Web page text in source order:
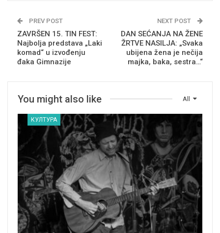
PREV POST
ZAVRŠEN 15. TIN FEST:
Najbolja predstava „Laki
komad“ u izvođenju
đaka Gimnazije
NEXT POST
DAN SEĆANJA NA ŽENE
ŽRTVE NASILJA: „Svaka
ubijena žena je nečija
majka, baka, sestra…“
All
You might also like
КУЛТУРА